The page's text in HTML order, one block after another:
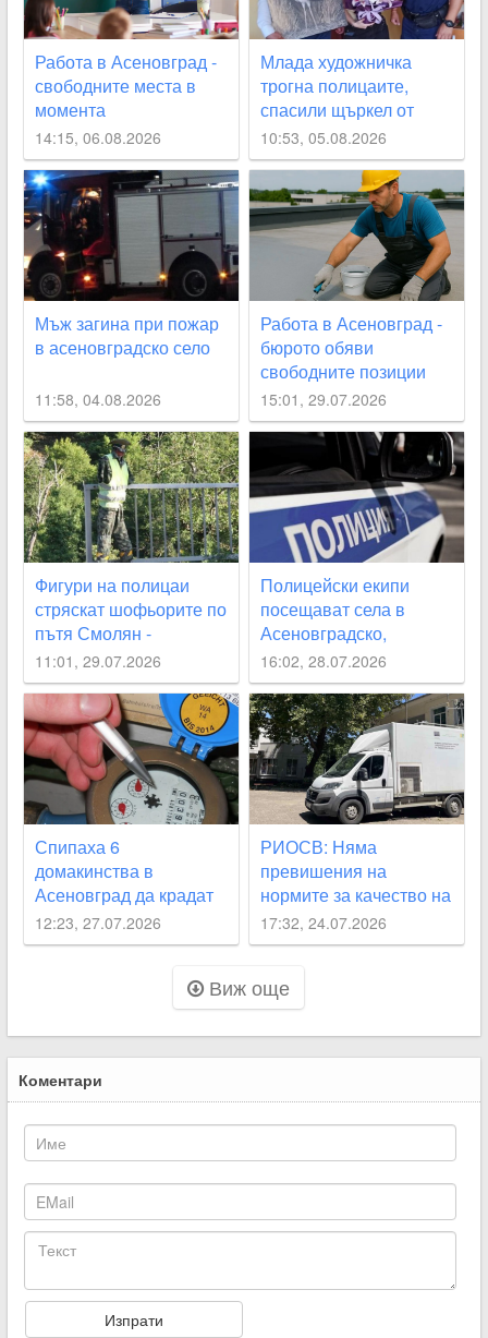
Работа в Асеновград -
свободните места в
момента
14:15, 06.08.2026
Млада художничка
трогна полицаите,
спасили щъркел от
огнения ад край
Асеновград
10:53, 05.08.2026
Мъж загина при пожар
в асеновградско село
11:58, 04.08.2026
Работа в Асеновград -
бюрото обяви
свободните позиции
15:01, 29.07.2026
Фигури на полицаи
стряскат шофьорите по
пътя Смолян -
Асеновград
11:01, 29.07.2026
Полицейски екипи
посещават села в
Асеновградско,
Карловско, “Родопи“
през август
16:02, 28.07.2026
Спипаха 6
домакинства в
Асеновград да крадат
вода
12:23, 27.07.2026
РИОСВ: Няма
превишения на
нормите за качество на
въздуха след пожара в
Асеновград
17:32, 24.07.2026
Виж още
Коментари